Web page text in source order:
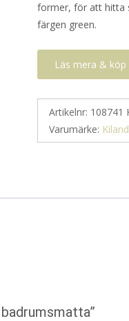
former, för att hitta
färgen green.
Läs mera & köp
Artikelnr: 108741
Varumärke: